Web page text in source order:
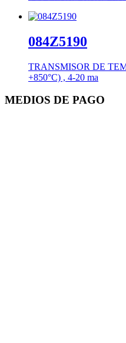
084Z5190
TRANSMISOR DE
+850°C) , 4-20 ma
MEDIOS DE PAGO